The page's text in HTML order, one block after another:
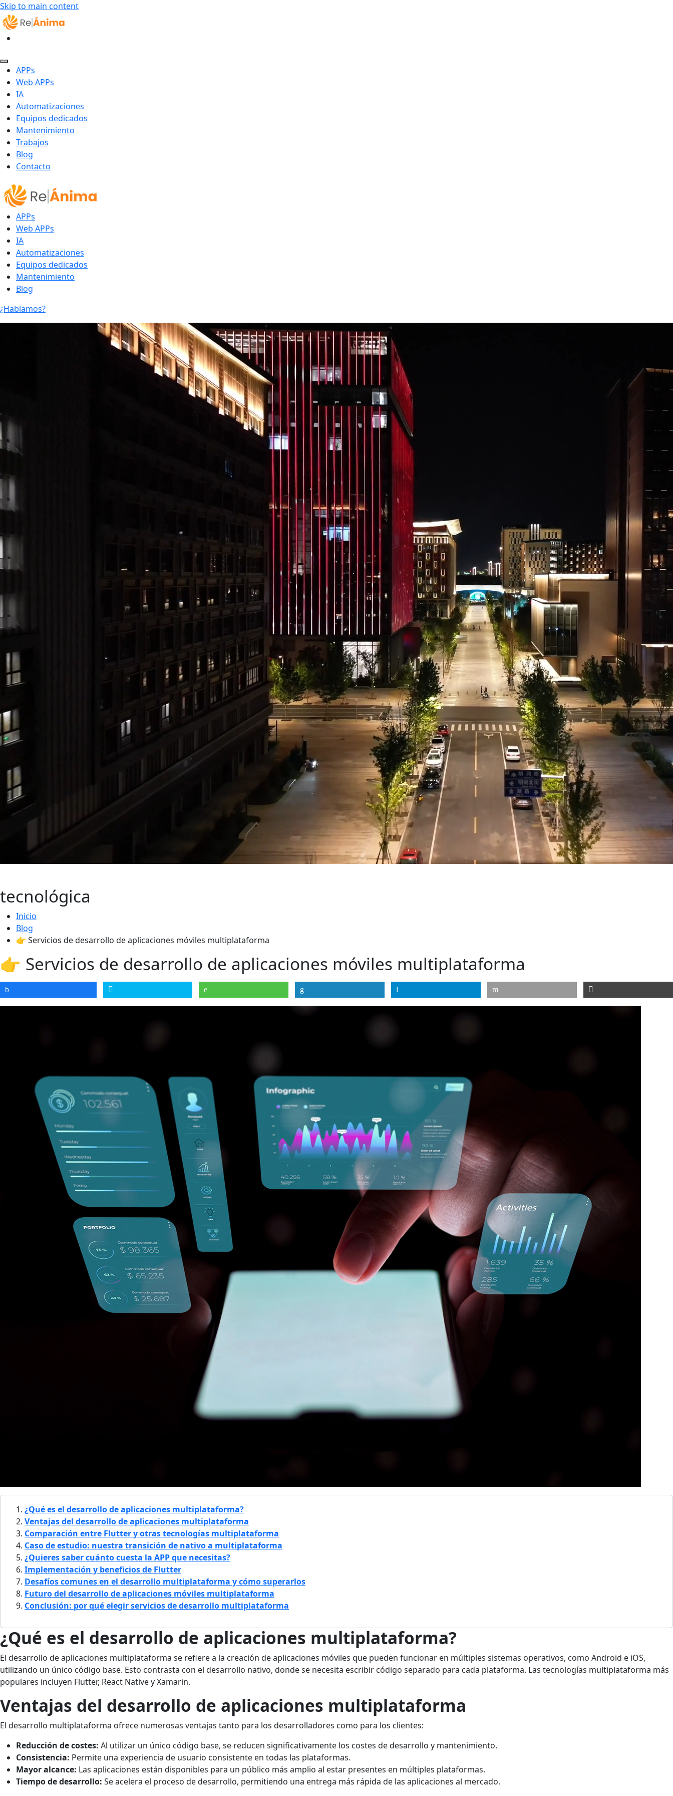
Skip to main content
APPs
Web APPs
IA
Automatizaciones
Equipos dedicados
Mantenimiento
Trabajos
Blog
Contacto
APPs
Web APPs
IA
Automatizaciones
Equipos dedicados
Mantenimiento
Blog
¿Hablamos?
tecnológica
Inicio
Blog
👉 Servicios de desarrollo de aplicaciones móviles multiplataforma
👉 Servicios de desarrollo de aplicaciones móviles multiplataforma
¿Qué es el desarrollo de aplicaciones multiplataforma?
Ventajas del desarrollo de aplicaciones multiplataforma
Comparación entre Flutter y otras tecnologías multiplataforma
Caso de estudio: nuestra transición de nativo a multiplataforma
¿Quieres saber cuánto cuesta la APP que necesitas?
Implementación y beneficios de Flutter
Desafíos comunes en el desarrollo multiplataforma y cómo superarlos
Futuro del desarrollo de aplicaciones móviles multiplataforma
Conclusión: por qué elegir servicios de desarrollo multiplataforma
¿Qué es el desarrollo de aplicaciones multiplataforma?
El desarrollo de aplicaciones multiplataforma se refiere a la creación de aplicaciones móviles que pueden funcionar en múltiples sistemas operativos, como Android e iOS,
utilizando un único código base. Esto contrasta con el desarrollo nativo, donde se necesita escribir código separado para cada plataforma. Las tecnologías multiplataforma más
populares incluyen Flutter, React Native y Xamarin.
Ventajas del desarrollo de aplicaciones multiplataforma
El desarrollo multiplataforma ofrece numerosas ventajas tanto para los desarrolladores como para los clientes:
Reducción de costes: Al utilizar un único código base, se reducen significativamente los costes de desarrollo y mantenimiento.
Consistencia: Permite una experiencia de usuario consistente en todas las plataformas.
Mayor alcance: Las aplicaciones están disponibles para un público más amplio al estar presentes en múltiples plataformas.
Tiempo de desarrollo: Se acelera el proceso de desarrollo, permitiendo una entrega más rápida de las aplicaciones al mercado.